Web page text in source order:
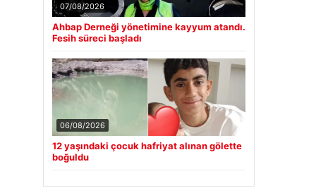
07/08/2026
Ahbap Derneği yönetimine kayyum atandı.
Fesih süreci başladı
06/08/2026
12 yaşındaki çocuk hafriyat alınan gölette
boğuldu